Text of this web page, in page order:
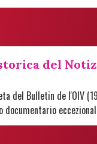
del
del Bulletin de l'OIV